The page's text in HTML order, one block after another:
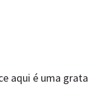
aqui é uma grata